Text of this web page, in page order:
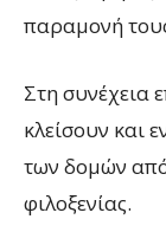
παραμονή
Στη συνέχεια
κλείσουν και
των δομών
φιλοξενίας.